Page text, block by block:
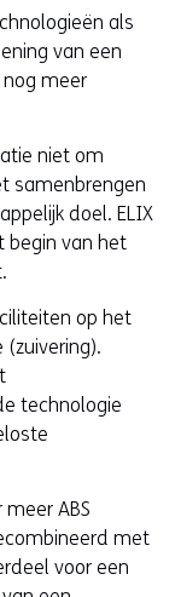
a
a
r
e
n
a
n
r
e
e
b
t
e
w
i
n
a
a
e
n
n
w
e
als
van een
meer
niet om
samenbrengen
doel. ELIX
begin van het
op het
technologie
ABS
met
voor een